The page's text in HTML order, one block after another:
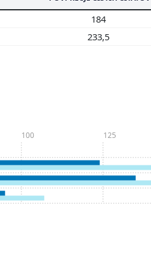
184
233,5
100 125